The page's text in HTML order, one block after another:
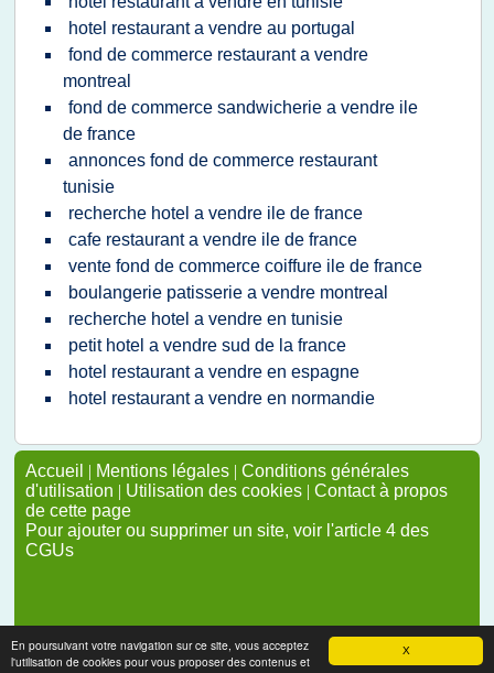
X
En poursuivant votre navigation sur ce site, vous acceptez
l'utilisation de cookies pour vous proposer des contenus et
hotel restaurant a vendre au portugal
fond de commerce restaurant a vendre
montreal
fond de commerce sandwicherie a vendre ile
de france
annonces fond de commerce restaurant
tunisie
recherche hotel a vendre ile de france
cafe restaurant a vendre ile de france
vente fond de commerce coiffure ile de france
boulangerie patisserie a vendre montreal
recherche hotel a vendre en tunisie
petit hotel a vendre sud de la france
hotel restaurant a vendre en espagne
hotel restaurant a vendre en normandie
Accueil | Mentions légales | Conditions générales
d'utilisation | Utilisation des cookies | Contact à propos
de cette page
Pour ajouter ou supprimer un site, voir l'article 4 des
CGUs